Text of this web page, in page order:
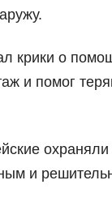
о
и помог
и